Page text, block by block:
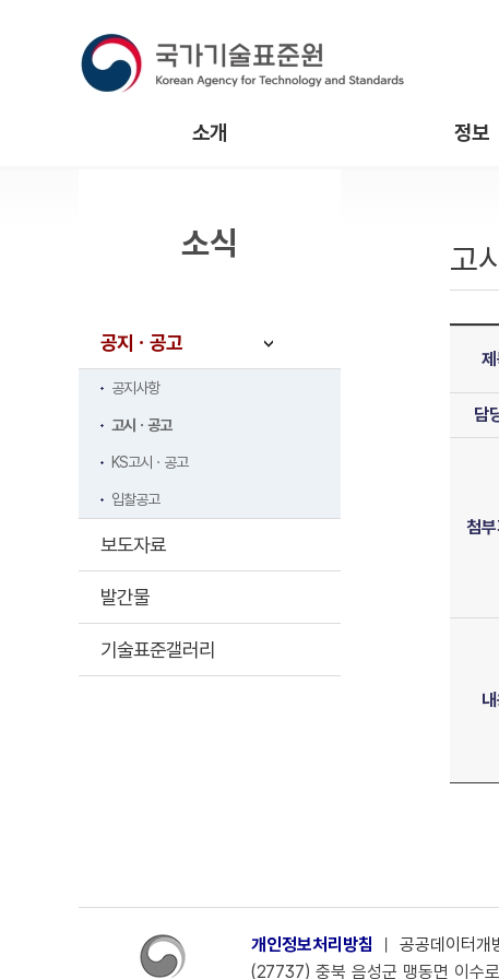
소개 정보
고
담
첨
소식
공지ㆍ공고
공지사항
고시ㆍ공고
KS고시ㆍ공고
입찰공고
보도자료
발간물
기술표준갤러리
개인정보처리방침 ㅣ 공공데이터개
(27737) 충북 음성군 맹동면 이